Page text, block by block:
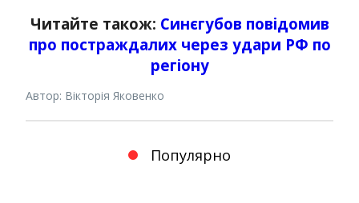
Читайте також: Синєгубов повідомив
про постраждалих через удари РФ по
регіону
Автор: Вікторія Яковенко
Популярно